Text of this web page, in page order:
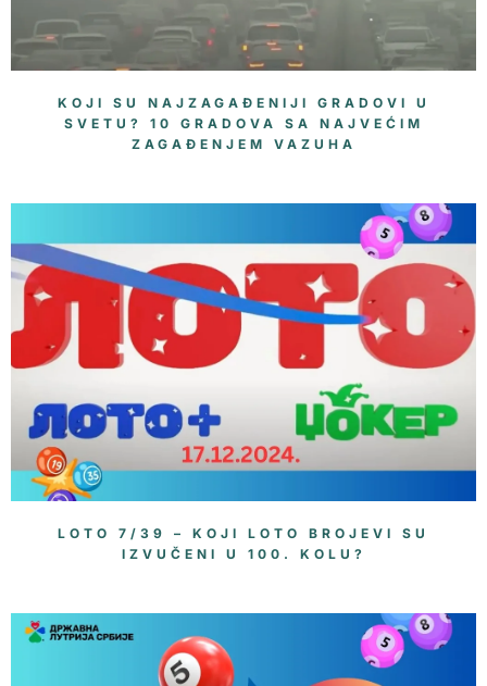
KOJI SU NAJZAGAĐENIJI GRADOVI U
SVETU? 10 GRADOVA SA NAJVEĆIM
ZAGAĐENJEM VAZUHA
LOTO 7/39 – KOJI LOTO BROJEVI SU
IZVUČENI U 100. KOLU?